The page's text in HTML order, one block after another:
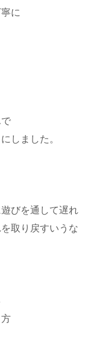
に
しました。
びを通して遅れ
取り戻すいうな